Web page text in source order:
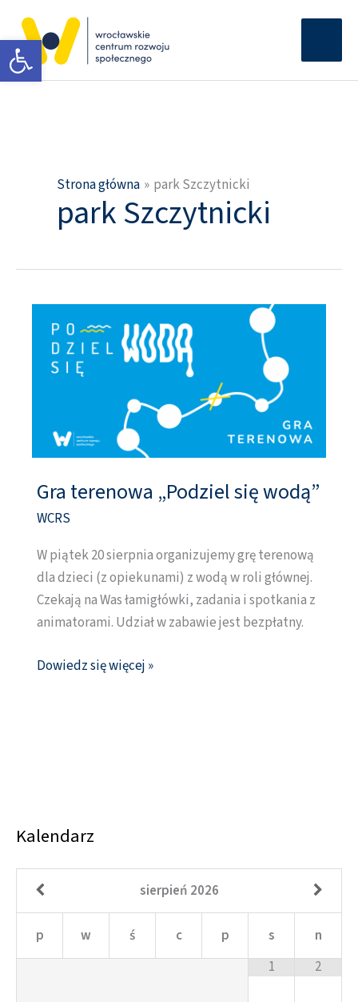
Otwórz pasek narzędzi
treści
Strona główna park Szczytnicki
park Szczytnicki
Gra terenowa „Podziel się wodą”
WCRS
W piątek 20 sierpnia organizujemy grę terenową
dla dzieci (z opiekunami) z wodą w roli głównej.
Czekają na Was łamigłówki, zadania i spotkania z
animatorami. Udział w zabawie jest bezpłatny.
Gra
terenowa
się
wodą”
Dowiedz się więcej »
Kalendarz
sierpień 2026
p w ś c p s
n
1
2